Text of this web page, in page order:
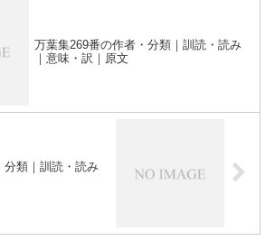
万葉集269番の作者・分類｜訓読・読み
｜意味・訳｜原文
分類｜訓読・読み